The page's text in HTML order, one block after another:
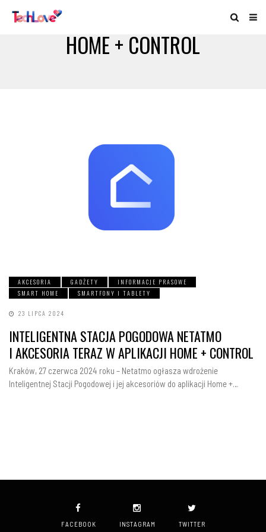
HOME + CONTROL
AKCESORIA GADŻETY
INFORMACJE PRASOWE
SMART HOME
SMARTFONY I TABLETY
23 LIPCA 2024
INTELIGENTNA STACJA POGODOWA NETATMO
I AKCESORIA TERAZ W APLIKACJI HOME + CONTROL
Kraków, 27 czerwca 2024 roku – Netatmo ogłasza wdrożenie
Inteligentnej Stacji Pogodowej i jej akcesoriów do aplikacji Home +…
FACEBOOK INSTAGRAM TWITTER